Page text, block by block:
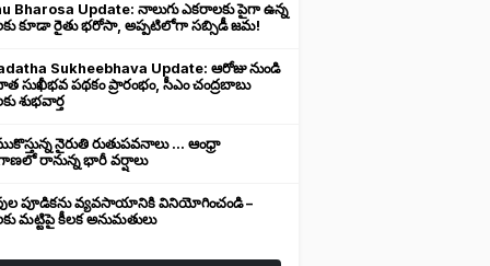
Bharosa Update: నాలుగు ఎకరాలకు పైగా ఉన్న
కూడా రైతు భరోసా, అప్పటిలోగా సబ్సిడీ జమ!
Sukheebhava Update: ఆరోజు నుండి
సుఖీభవ పథకం ప్రారంభం, సీఎం చంద్రబాబు
శుభవార్త
నైరుతి రుతుపవనాలు ... ఆంధ్రా
రానున్న భారీ వర్షాలు
పూడికను వ్యవసాయానికి వినియోగించండి –
మట్టిపై కీలక అనుమతులు